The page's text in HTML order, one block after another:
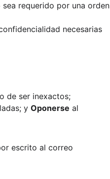
requerido por una orden
necesarias
de ser inexactos;
y Oponerse al
escrito al correo